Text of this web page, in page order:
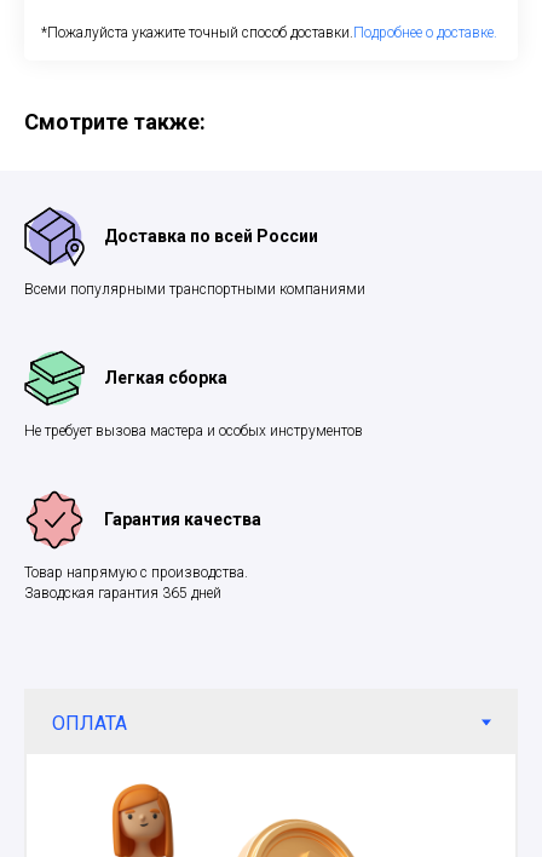
*Пожалуйста укажите точный способ доставки. Подробнее о доставке.
Смотрите также:
Доставка по всей России
Всеми популярными транспортными компаниями
Легкая сборка
Не требует вызова мастера и особых инструментов
Гарантия качества
Товар напрямую с производства.
Заводская гарантия 365 дней